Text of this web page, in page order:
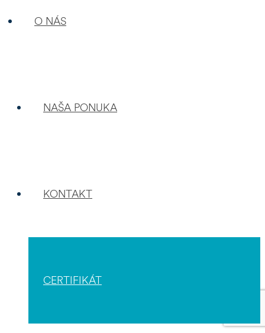
O NÁS
NAŠA PONUKA
KONTAKT
CERTIFIKÁT